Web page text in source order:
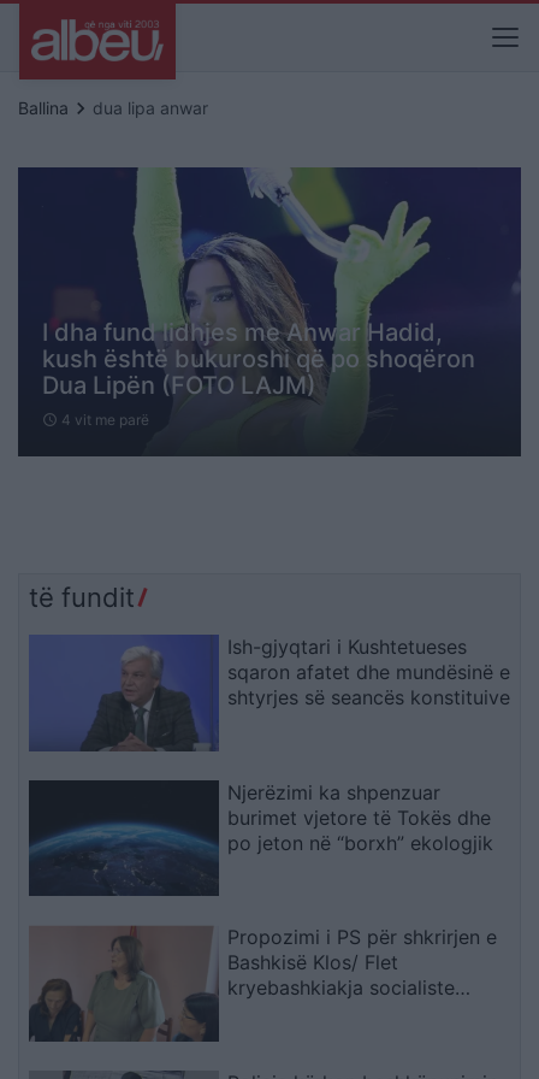
Ballina keyboard_arrow_right dua lipa anwar
I dha fund lidhjes me Anwar Hadid,
kush është bukuroshi që po shoqëron
Dua Lipën (FOTO LAJM)
schedule 4 vit me parë
të fundit
Ish-gjyqtari i Kushtetueses
sqaron afatet dhe mundësinë e
shtyrjes së seancës konstituive
Njerëzimi ka shpenzuar
burimet vjetore të Tokës dhe
po jeton në “borxh” ekologjik
Propozimi i PS për shkrirjen e
Bashkisë Klos/ Flet
kryebashkiakja socialiste